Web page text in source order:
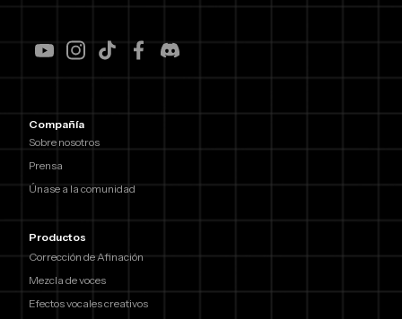
Compañía
Sobre nosotros
Prensa
Únase a la comunidad
Productos
Corrección de Afinación
Mezcla de voces
Efectos vocales creativos